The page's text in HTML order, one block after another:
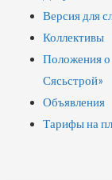
Версия для
Коллективы
Положения
Сясьстрой»
Объявления
Тарифы на